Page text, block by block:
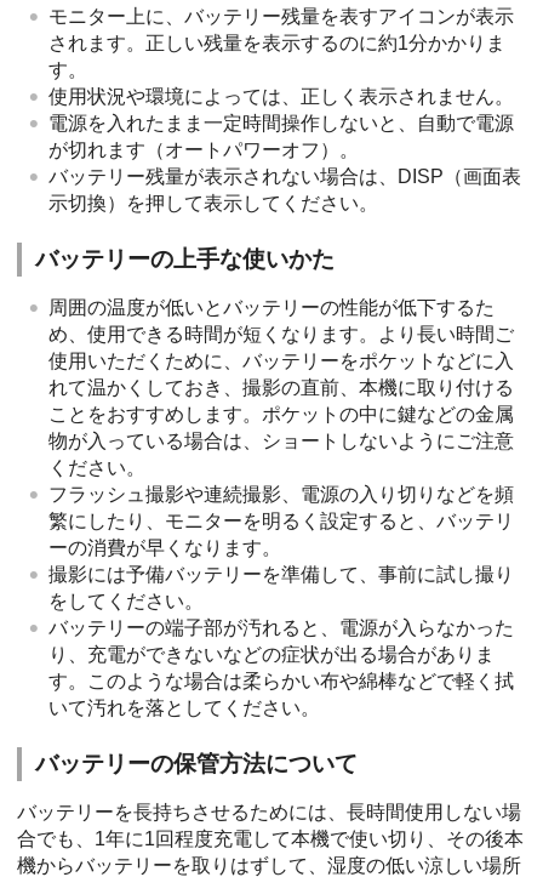
モニター上に、バッテリー残量を表すアイコンが表示
されます。正しい残量を表示するのに約1分かかりま
す。
使用状況や環境によっては、正しく表示されません。
電源を入れたまま一定時間操作しないと、自動で電源
が切れます（オートパワーオフ）。
バッテリー残量が表示されない場合は、
DISP （画面表
示切換）を押して表示してください。
バッテリーの上手な使いかた
周囲の温度が低いとバッテリーの性能が低下するた
め、使用できる時間が短くなります。より長い時間ご
使用いただくために、バッテリーをポケットなどに入
れて温かくしておき、撮影の直前、本機に取り付ける
ことをおすすめします。ポケットの中に鍵などの金属
物が入っている場合は、ショートしないようにご注意
ください。
フラッシュ撮影や連続撮影、電源の入り切りなどを頻
繁にしたり、モニターを明るく設定すると、バッテリ
ーの消費が早くなります。
撮影には予備バッテリーを準備して、事前に試し撮り
をしてください。
バッテリーの端子部が汚れると、電源が入らなかった
り、充電ができないなどの症状が出る場合がありま
す。このような場合は柔らかい布や綿棒などで軽く拭
いて汚れを落としてください。
バッテリーの保管方法について
バッテリーを長持ちさせるためには、長時間使用しない場
合でも、1年に1回程度充電して本機で使い切り、その後本
機からバッテリーを取りはずして、湿度の低い涼しい場所